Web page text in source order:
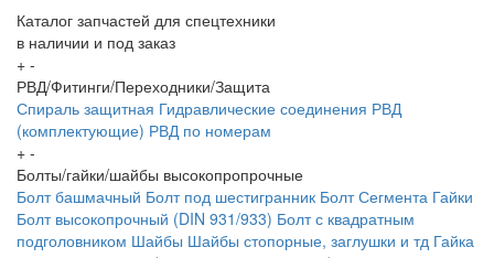
Каталог запчастей для спецтехники
в наличии и под заказ
+ -
РВД/Фитинги/Переходники/Защита
Спираль защитная Гидравлические соединения РВД
(комплектующие) РВД по номерам
+ -
Болты/гайки/шайбы высокопропрочные
Болт башмачный Болт под шестигранник Болт Сегмента Гайки
Болт высокопрочный (DIN 931/933) Болт с квадратным
подголовником Шайбы Шайбы стопорные, заглушки и тд Гайка